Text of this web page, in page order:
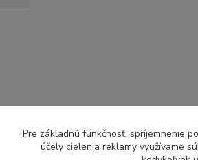
Pre základnú funkčnosť, spríjemnenie
účely cielenia reklamy využívame